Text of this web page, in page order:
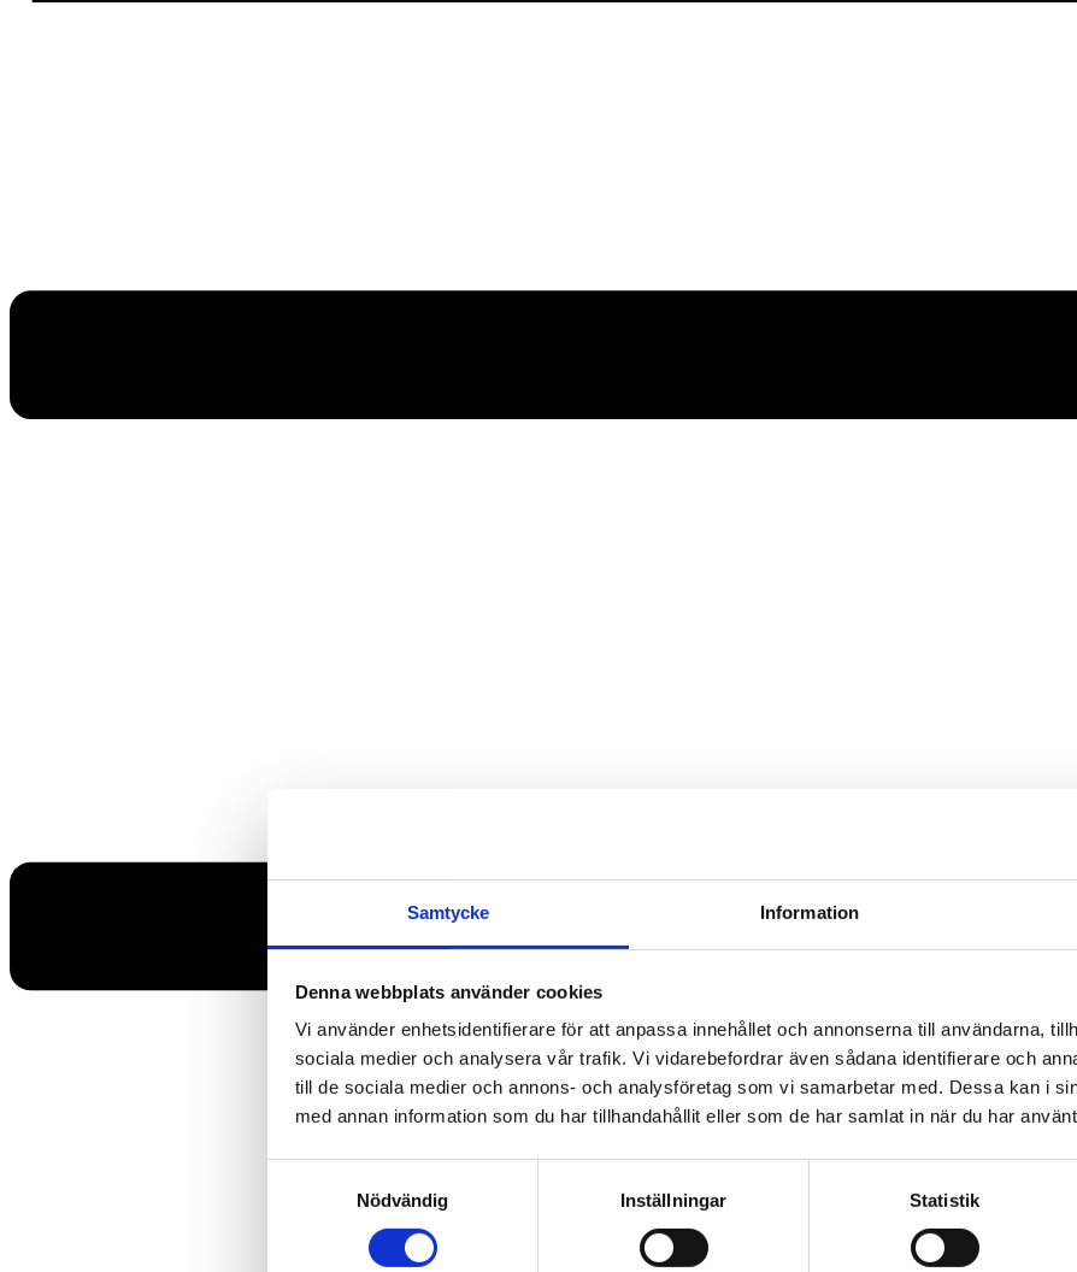
Samtycke Information
Denna webbplats använder cookies
Vi använder enhetsidentifierare för att anpassa innehållet och annonserna till användarna,
sociala medier och analysera vår trafik. Vi vidarebefordrar även sådana identifierare och
till de sociala medier och annons- och analysföretag som vi samarbetar med. Dessa kan i
med annan information som du har tillhandahållit eller som de har samlat in när du har
Nödvändig
Inställningar Statistik